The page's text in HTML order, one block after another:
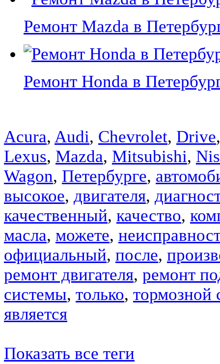
Ремонт Mazda в
Ремонт Honda в
Acura, Audi, Chevrolet, Drive
Lexus, Mazda, Mitsubishi,
Wagon, Петербурге,
высокое, двигателя,
качественный, качество,
масла, можете,
официальный, после,
ремонт двигателя, ремонт
системы, только, тормозной
является
Показать все теги